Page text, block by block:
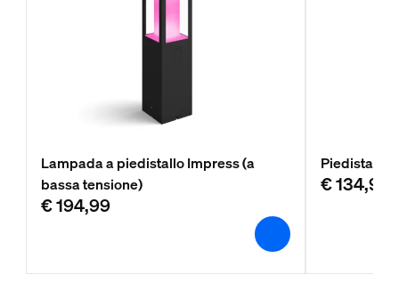
Lampada a piedistallo Impress (a
bassa tensione)
€ 194,99
Piedistallo
€ 134,99